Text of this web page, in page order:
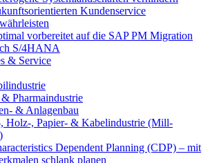
Kundenservice
vorbereitet auf die SAP PM Migration
S/4HANA
& Service
Pharmaindustrie
& Anlagenbau
Holz-, Papier- & Kabelindustrie (Mill-
Dependent Planning (CDP) – mit
schlank planen